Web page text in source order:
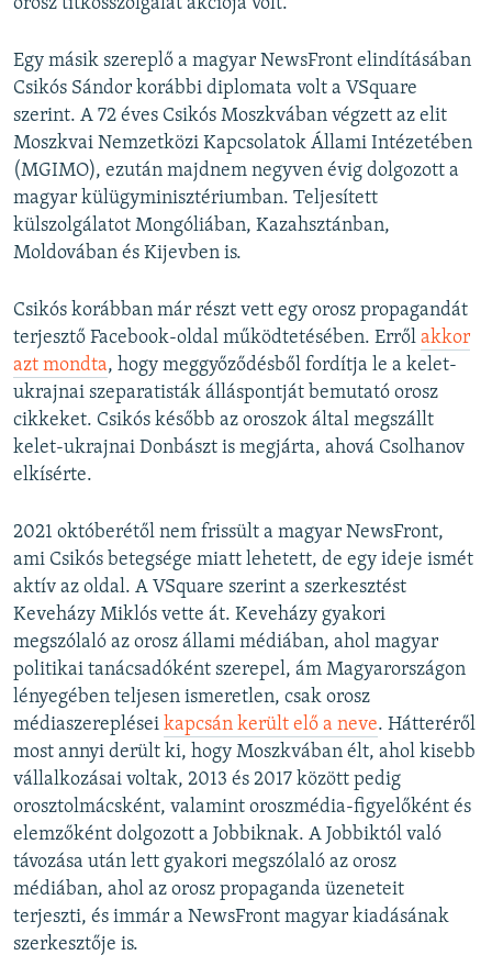
orosz titkosszolgálat akciója volt.
Egy másik szereplő a magyar NewsFront elindításában
Csikós Sándor korábbi diplomata volt a VSquare
szerint. A 72 éves Csikós Moszkvában végzett az elit
Moszkvai Nemzetközi Kapcsolatok Állami Intézetében
(MGIMO), ezután majdnem negyven évig dolgozott a
magyar külügyminisztériumban. Teljesített
külszolgálatot Mongóliában, Kazahsztánban,
Moldovában és Kijevben is.
Csikós korábban már részt vett egy orosz propagandát
terjesztő Facebook-oldal működtetésében. Erről akkor
azt mondta, hogy meggyőződésből fordítja le a kelet-
ukrajnai szeparatisták álláspontját bemutató orosz
cikkeket. Csikós később az oroszok által megszállt
kelet-ukrajnai Donbászt is megjárta, ahová Csolhanov
elkísérte.
2021 októberétől nem frissült a magyar NewsFront,
ami Csikós betegsége miatt lehetett, de egy ideje ismét
aktív az oldal. A VSquare szerint a szerkesztést
Keveházy Miklós vette át. Keveházy gyakori
megszólaló az orosz állami médiában, ahol magyar
politikai tanácsadóként szerepel, ám Magyarországon
lényegében teljesen ismeretlen, csak orosz
médiaszereplései kapcsán került elő a neve. Hátteréről
most annyi derült ki, hogy Moszkvában élt, ahol kisebb
vállalkozásai voltak, 2013 és 2017 között pedig
orosztolmácsként, valamint oroszmédia-figyelőként és
elemzőként dolgozott a Jobbiknak. A Jobbiktól való
távozása után lett gyakori megszólaló az orosz
médiában, ahol az orosz propaganda üzeneteit
terjeszti, és immár a NewsFront magyar kiadásának
szerkesztője is.